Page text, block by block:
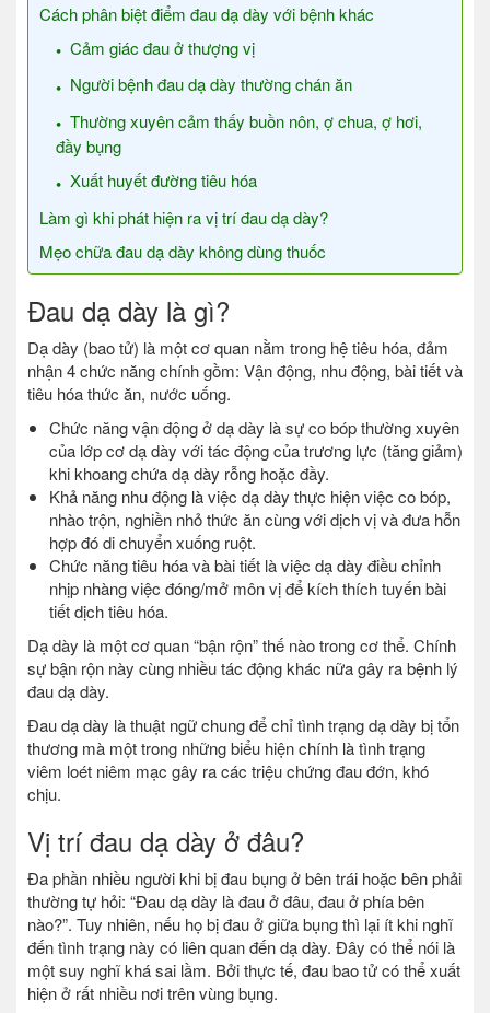
Cách phân biệt điểm đau dạ dày với bệnh khác
Cảm giác đau ở thượng vị
Người bệnh đau dạ dày thường chán ăn
Thường xuyên cảm thấy buồn nôn, ợ chua, ợ hơi,
đầy bụng
Xuất huyết đường tiêu hóa
Làm gì khi phát hiện ra vị trí đau dạ dày?
Mẹo chữa đau dạ dày không dùng thuốc
Đau dạ dày là gì?
Dạ dày (bao tử) là một cơ quan nằm trong hệ tiêu hóa, đảm
nhận 4 chức năng chính gồm: Vận động, nhu động, bài tiết và
tiêu hóa thức ăn, nước uống.
Chức năng vận động ở dạ dày là sự co bóp thường xuyên
của lớp cơ dạ dày với tác động của trương lực (tăng giảm)
khi khoang chứa dạ dày rỗng hoặc đầy.
Khả năng nhu động là việc dạ dày thực hiện việc co bóp,
nhào trộn, nghiền nhỏ thức ăn cùng với dịch vị và đưa hỗn
hợp đó di chuyển xuống ruột.
Chức năng tiêu hóa và bài tiết là việc dạ dày điều chỉnh
nhịp nhàng việc đóng/mở môn vị để kích thích tuyến bài
tiết dịch tiêu hóa.
Dạ dày là một cơ quan “bận rộn” thế nào trong cơ thể. Chính
sự bận rộn này cùng nhiều tác động khác nữa gây ra bệnh lý
đau dạ dày.
Đau dạ dày là thuật ngữ chung để chỉ tình trạng dạ dày bị tổn
thương mà một trong những biểu hiện chính là tình trạng
viêm loét niêm mạc gây ra các triệu chứng đau đớn, khó
chịu.
Vị trí đau dạ dày ở đâu?
Đa phần nhiều người khi bị đau bụng ở bên trái hoặc bên phải
thường tự hỏi: “Đau dạ dày là đau ở đâu, đau ở phía bên
nào?”. Tuy nhiên, nếu họ bị đau ở giữa bụng thì lại ít khi nghĩ
đến tình trạng này có liên quan đến dạ dày. Đây có thể nói là
một suy nghĩ khá sai lầm. Bởi thực tế, đau bao tử có thể xuất
hiện ở rất nhiều nơi trên vùng bụng.